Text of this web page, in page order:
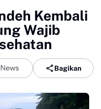
Kembali
Wajib
Bagikan